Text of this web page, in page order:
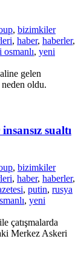
, bizimkiler
, haber, haberler,
osmanlı, yeni
gelen
oldu.
sualtı
, bizimkiler
, haber, haberler,
, putin, rusya
, yeni
çatışmalarda
Merkez Askeri